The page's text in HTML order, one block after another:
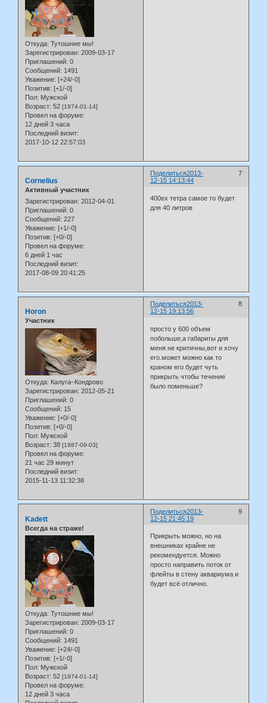
Откуда: Тутошние мы!
Зарегистрирован: 2009-03-17
Приглашений: 0
Сообщений: 1491
Уважение: [+24/-0]
Позитив: [+1/-0]
Пол: Мужской
Возраст: 52 [1974-01-14]
Провел на форуме:
12 дней 3 часа
Последний визит:
2017-10-12 22:57:03
Поделиться 7
2013-
12-15 14:13:44
Cornelius
Активный участник
Зарегистрирован: 2012-04-01
Приглашений: 0
Сообщений: 227
Уважение: [+1/-0]
Позитив: [+0/-0]
Провел на форуме:
6 дней 1 час
Последний визит:
2017-08-09 20:41:25
400ех тетра самое то будет
для 40 литров
Поделиться 8
2013-
12-15 19:13:56
Horon
Участник
Откуда: Калуга–Кондрово
Зарегистрирован: 2012-05-21
Приглашений: 0
Сообщений: 15
Уважение: [+0/-0]
Позитив: [+0/-0]
Пол: Мужской
Возраст: 38 [1987-09-03]
Провел на форуме:
21 час 29 минут
Последний визит:
2015-11-13 11:32:38
просто у 600 объем
побольше,а габариты для
меня не критичны,вот и хочу
его.может можно как то
краном его будет чуть
прикрыть чтобы течение
было поменьше?
Поделиться 9
2013-
12-15 21:45:19
Kadett
Всегда на страже!
Откуда: Тутошние мы!
Зарегистрирован: 2009-03-17
Приглашений: 0
Сообщений: 1491
Уважение: [+24/-0]
Позитив: [+1/-0]
Пол: Мужской
Возраст: 52 [1974-01-14]
Провел на форуме:
12 дней 3 часа
Прикрыть можно, но на
внешниках крайне не
рекомендуется. Можно
просто направить поток от
флейты в стену аквариума и
будет всё отлично.